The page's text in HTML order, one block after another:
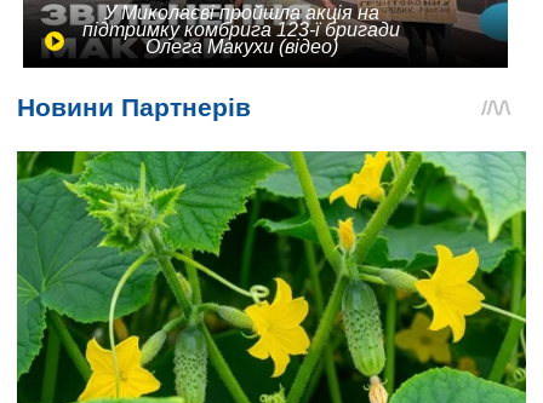
У Миколаєві пройшла акція на
підтримку комбрига 123-ї бригади
Олега Макухи (відео)